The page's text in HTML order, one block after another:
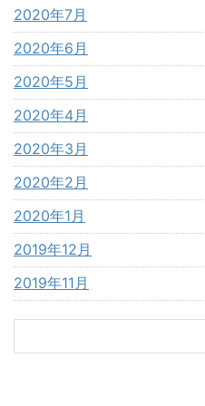
2020年7月
2020年6月
2020年5月
2020年4月
2020年3月
2020年2月
2020年1月
2019年12月
2019年11月